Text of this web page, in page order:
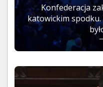
Konfederacja
katowickim spodku.